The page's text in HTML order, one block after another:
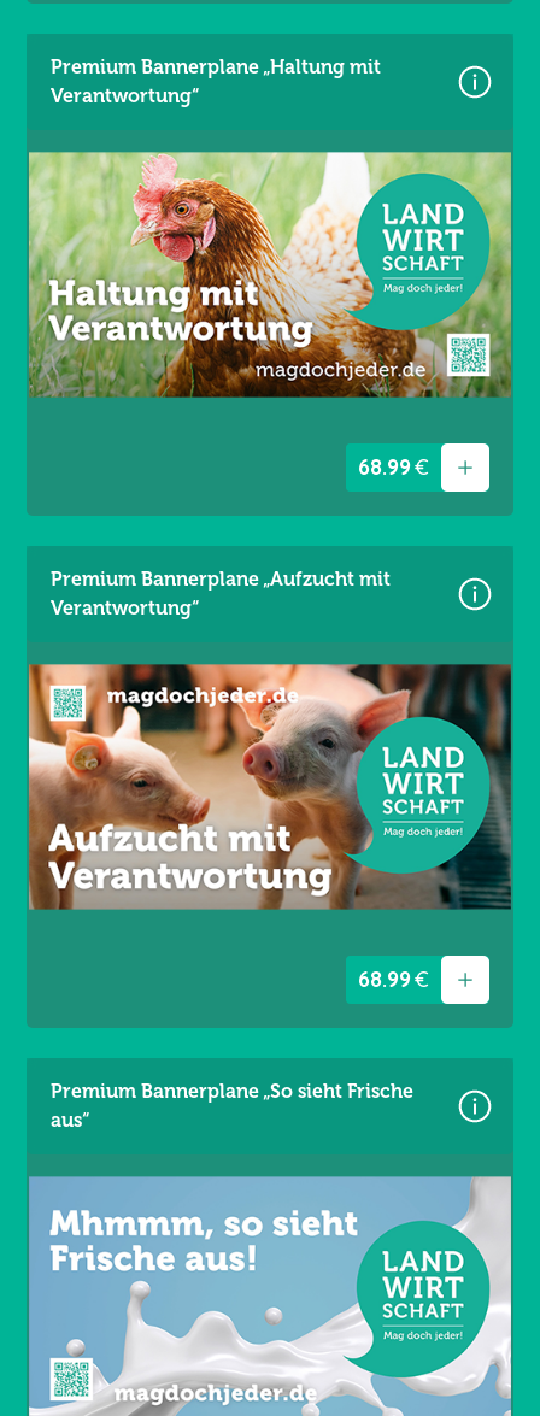
Premium Bannerplane „Haltung mit
Verantwortung“
Größe: 340 × 173 cm
Material: Mesh Gewebe 330 g/m²
Wind- und lichtdurchlässig
Brandschutzklasse B1
UV- und witterungsbeständig
Ösen umlaufend alle 50 cm / Gesäumt
68.99€
Premium Bannerplane „Aufzucht mit
Verantwortung“
Größe: 340 × 173 cm
Material: Mesh Gewebe 330 g/m²
Wind- und lichtdurchlässig
Brandschutzklasse B1
UV- und witterungsbeständig
Ösen umlaufend alle 50 cm / Gesäumt
68.99€
Premium Bannerplane „So sieht Frische
aus“
Größe: 340 × 173 cm
Material: Mesh Gewebe 330 g/m²
Wind- und lichtdurchlässig
Brandschutzklasse B1
UV- und witterungsbeständig
Ösen umlaufend alle 50 cm / Gesäumt